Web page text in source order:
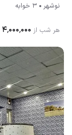
نوشهر 3 خوابه
هر شب از ۴٬۰۰۰٬۰۰۰